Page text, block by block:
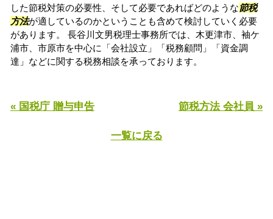
した節税対策の必要性、そして必要であればどのような節税
方法が適しているのかということも含めて検討していく必要
があります。 長谷川文男税理士事務所では、木更津市、袖ケ
浦市、市原市を中心に「会社設立」「税務顧問」「資金調
達」などに関する税務相談を承っております。
« 国税庁 贈与申告 節税方法 会社員 »
一覧に戻る